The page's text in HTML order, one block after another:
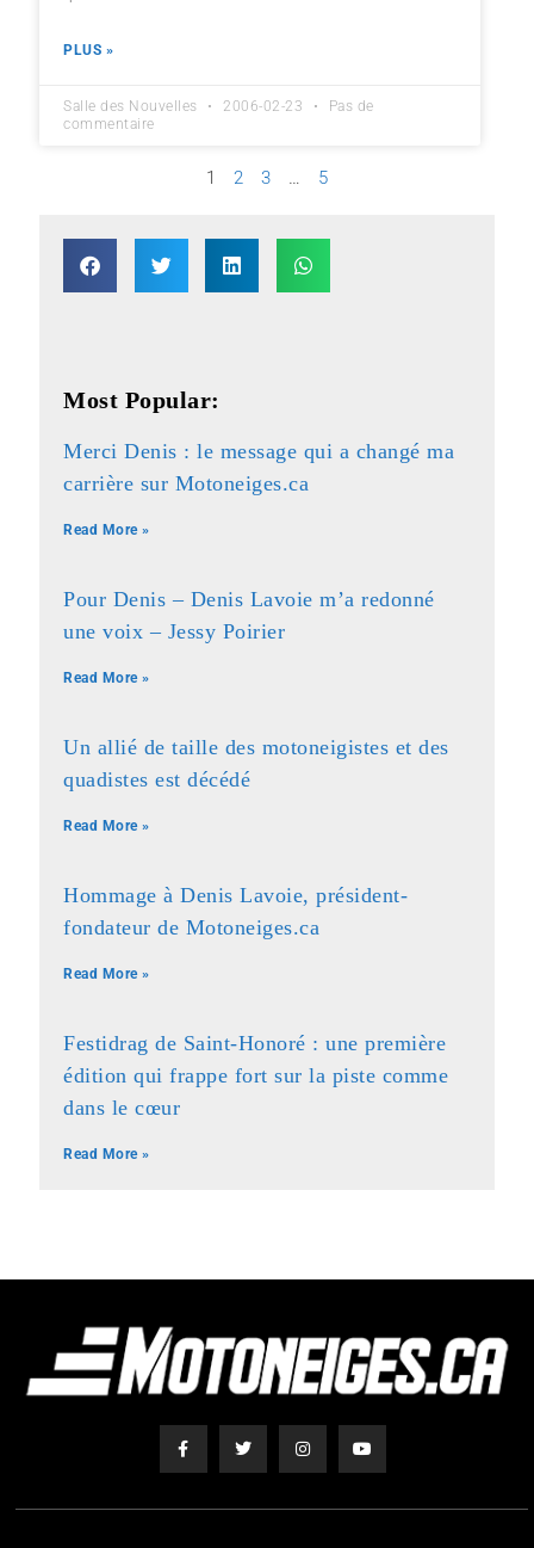
PLUS »
Salle des Nouvelles 2006-02-23
Pas de
commentaire
1 2 3 … 5
Most Popular:
Merci Denis : le message qui a changé ma
carrière sur Motoneiges.ca
Read More »
Pour Denis – Denis Lavoie m’a redonné
une voix – Jessy Poirier
Read More »
Un allié de taille des motoneigistes et des
quadistes est décédé
Read More »
Hommage à Denis Lavoie, président-
fondateur de Motoneiges.ca
Read More »
Festidrag de Saint-Honoré : une première
édition qui frappe fort sur la piste comme
dans le cœur
Read More »